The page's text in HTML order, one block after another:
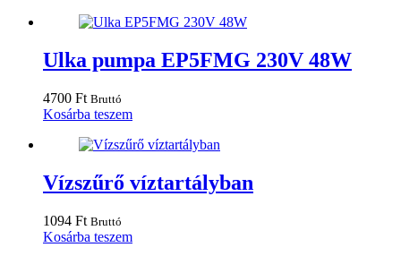
Ulka pumpa EP5FMG 230V 48W
4700 Ft Bruttó
Kosárba teszem
Vízszűrő víztartályban
1094 Ft Bruttó
Kosárba teszem